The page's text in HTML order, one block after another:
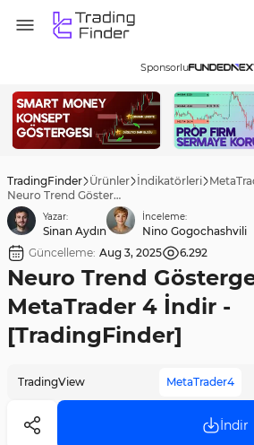
Sponsorlu
TradingFinder Ürünler İndikatörleri
Neuro Trend Göstergesi MetaTrader 4 İndir - [TradingFinder]
Yazar:
Sinan Aydın
İnceleme:
Nino Gogochashvili
Güncelleme: Aug 3, 2025 6.292
Neuro Trend
MetaTrader 4 İndir -
[TradingFinder]
TradingView MetaTrader4
İndir